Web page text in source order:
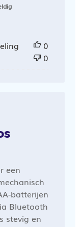
0
0
een
batterijen
Bluetooth
stevig en